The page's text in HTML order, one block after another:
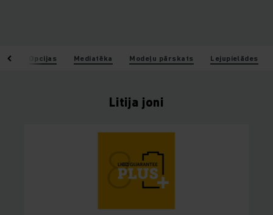
Opcijas Mediatēka Modeļu pārskats Lejupielādes
Litija joni